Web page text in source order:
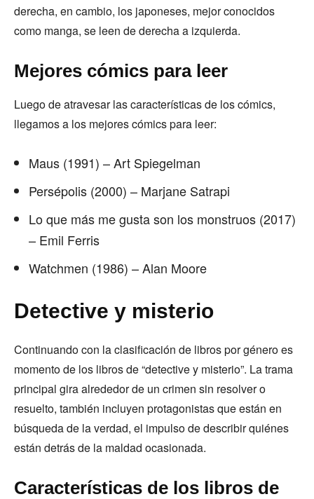
derecha, en cambio, los japoneses, mejor conocidos
como manga, se leen de derecha a izquierda.
Mejores cómics para leer
Luego de atravesar las características de los cómics,
llegamos a los mejores cómics para leer:
Maus (1991) – Art Spiegelman
Persépolis (2000) – Marjane Satrapi
Lo que más me gusta son los monstruos (2017)
– Emil Ferris
Watchmen (1986) – Alan Moore
Detective y misterio
Continuando con la clasificación de libros por género es
momento de los libros de “detective y misterio”. La trama
principal gira alrededor de un crimen sin resolver o
resuelto, también incluyen protagonistas que están en
búsqueda de la verdad, el impulso de describir quiénes
están detrás de la maldad ocasionada.
Características de los libros de